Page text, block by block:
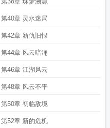
第40章 灵水迷局
第42章 新仇旧恨
第44章 风云暗涌
第46章 江湖风云
第48章 风云不平
第50章 初临敌境
第52章 新的危机